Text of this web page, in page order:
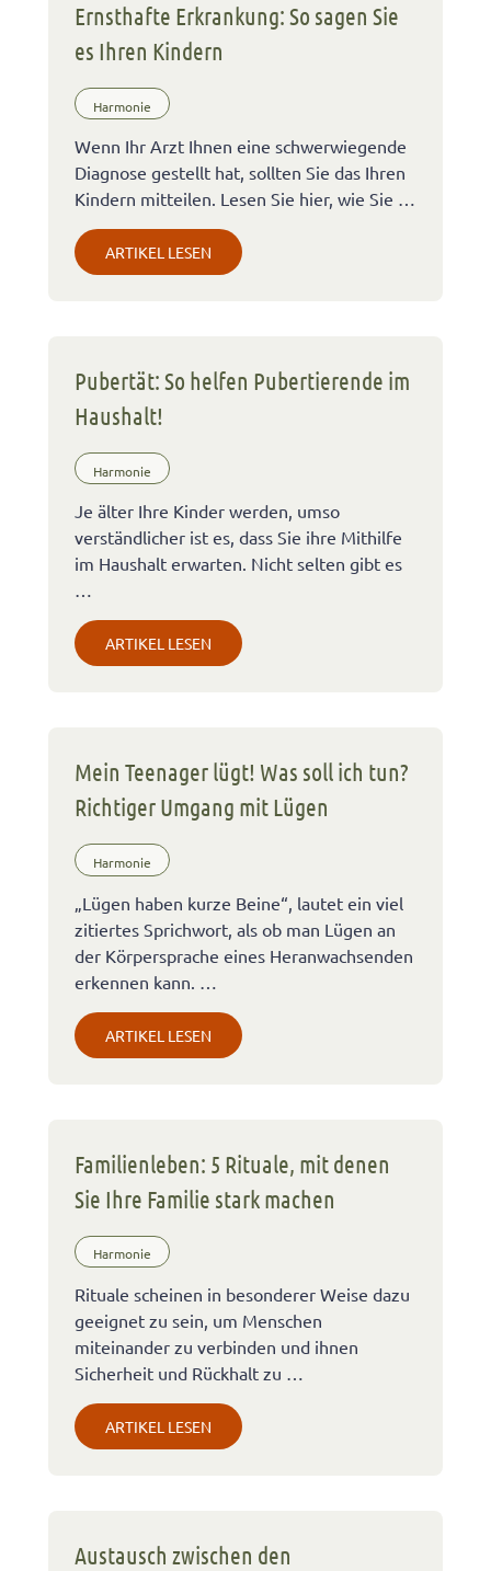
Ernsthafte Erkrankung: So sagen Sie
es Ihren Kindern
Harmonie
Wenn Ihr Arzt Ihnen eine schwerwiegende
Diagnose gestellt hat, sollten Sie das Ihren
Kindern mitteilen. Lesen Sie hier, wie Sie …
ARTIKEL LESEN
Pubertät: So helfen Pubertierende im
Haushalt!
Harmonie
Je älter Ihre Kinder werden, umso
verständlicher ist es, dass Sie ihre Mithilfe
im Haushalt erwarten. Nicht selten gibt es
…
ARTIKEL LESEN
Mein Teenager lügt! Was soll ich tun?
Richtiger Umgang mit Lügen
Harmonie
„Lügen haben kurze Beine“, lautet ein viel
zitiertes Sprichwort, als ob man Lügen an
der Körpersprache eines Heranwachsenden
erkennen kann. …
ARTIKEL LESEN
Familienleben: 5 Rituale, mit denen
Sie Ihre Familie stark machen
Harmonie
Rituale scheinen in besonderer Weise dazu
geeignet zu sein, um Menschen
miteinander zu verbinden und ihnen
Sicherheit und Rückhalt zu …
ARTIKEL LESEN
Austausch zwischen den